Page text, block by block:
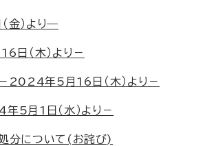
金）より─
（木）より－
－2024年5月16日（木）より－
5月1日（水）より－
について(お詫び)